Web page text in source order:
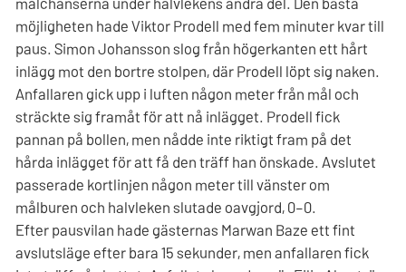
möjligheten hade Viktor Prodell med fem minuter kvar till
paus. Simon Johansson slog från högerkanten ett hårt
inlägg mot den bortre stolpen, där Prodell löpt sig naken.
Anfallaren gick upp i luften någon meter från mål och
sträckte sig framåt för att nå inlägget. Prodell fick
pannan på bollen, men nådde inte riktigt fram på det
hårda inlägget för att få den träff han önskade. Avslutet
passerade kortlinjen någon meter till vänster om
målburen och halvleken slutade oavgjord, 0–0.
Efter pausvilan hade gästernas Marwan Baze ett fint
avslutsläge efter bara 15 sekunder, men anfallaren fick